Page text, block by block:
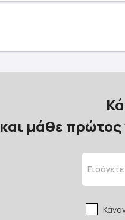
και μάθε πρώτος